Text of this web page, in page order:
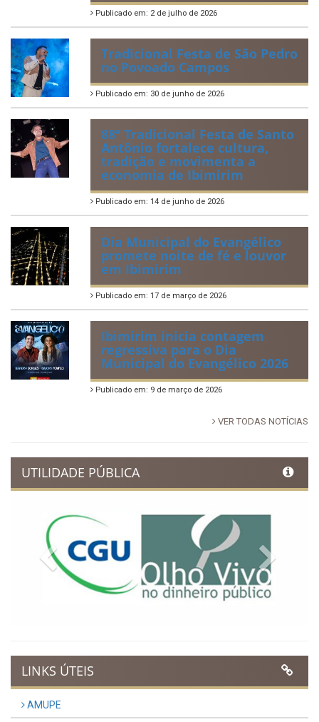
Publicado em: 2 de julho de 2026
Tradicional Festa de São Pedro
no Povoado Campos
Publicado em: 30 de junho de 2026
88ª Tradicional Festa de Santo
Antônio fortalece cultura,
tradição e movimenta a
economia de Ibimirim
Publicado em: 14 de junho de 2026
Dia Municipal do Evangélico
promete noite de fé e louvor
em Ibimirim
Publicado em: 17 de março de 2026
Ibimirim inicia contagem
regressiva para o Dia
Municipal do Evangélico 2026
Publicado em: 9 de março de 2026
VER TODAS NOTÍCIAS
UTILIDADE PÚBLICA
Previous
LINKS ÚTEIS
AMUPE